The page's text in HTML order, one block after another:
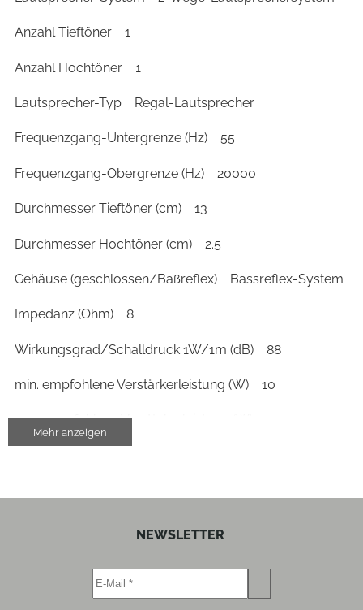
Anzahl Tieftöner 1
Anzahl Hochtöner 1
Lautsprecher-Typ Regal-Lautsprecher
Frequenzgang-Untergrenze (Hz) 55
Frequenzgang-Obergrenze (Hz) 20000
Durchmesser Tieftöner (cm) 13
Durchmesser Hochtöner (cm) 2.5
Gehäuse (geschlossen/Baßreflex) Bassreflex-System
Impedanz (Ohm) 8
Wirkungsgrad/Schalldruck 1W/1m (dB) 88
min. empfohlene Verstärkerleistung (W) 10
max. empfohlene Verstärkerleistung (W)
Breite (cm) 16
21.5
Mehr anzeigen
NEWSLETTER